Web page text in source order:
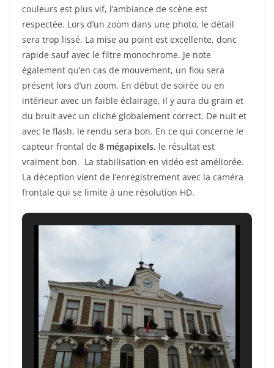
couleurs est plus vif, l’ambiance de scène est
respectée. Lors d’un zoom dans une photo, le détail
sera trop lissé. La mise au point est excellente, donc
rapide sauf avec le filtre monochrome. Je note
également qu’en cas de mouvement, un flou sera
présent lors d’un zoom. En début de soirée ou en
intérieur avec un faible éclairage, il y aura du grain et
du bruit avec un cliché globalement correct. De nuit et
avec le flash, le rendu sera bon. En ce qui concerne le
capteur frontal de 8 mégapixels, le résultat est
vraiment bon. La stabilisation en vidéo est améliorée.
La déception vient de l’enregistrement avec la caméra
frontale qui se limite à une résolution HD.